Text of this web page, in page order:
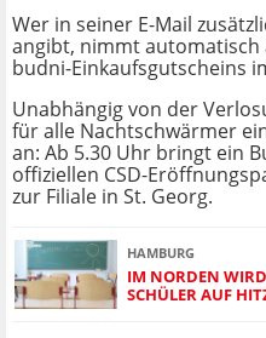
Wer in seiner E-Mail
angibt, nimmt automatisch
budni-Einkaufsgutscheins
Unabhängig von der
für alle Nachtschwärmer
an: Ab 5.30 Uhr bringt ein
offiziellen CSD-
zur Filiale in St. Georg.
HAMBURG
IM NORDEN WIRD
CHÜLER AUF